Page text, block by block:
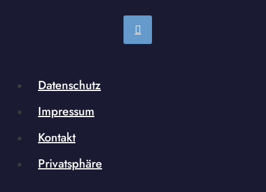
Datenschutz
Impressum
Kontakt
Privatsphäre